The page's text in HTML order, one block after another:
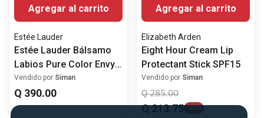
Agregar al carrito
Estée Lauder
Estée Lauder Bálsamo
Labios Pure Color Envy
Color Replenish
Vendido por Siman
Q 390.00
Agregar al carrito
Elizabeth Arden
Eight Hour Cream Lip
Protectant Stick SPF15
Vendido por Siman
Q 285.00
Q213.75